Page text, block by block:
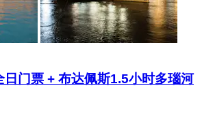
门票 + 布达佩斯1.5小时多瑙河